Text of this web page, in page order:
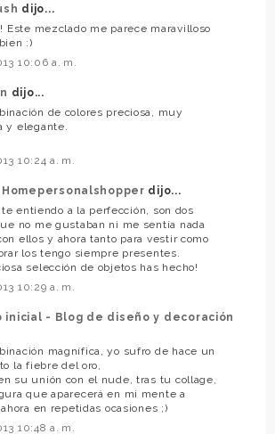
dijo...
Este mezclado me parece maravilloso
:)
10:06 a. m.
dijo...
de colores preciosa, muy
y elegante.
10:24 a. m.
Homepersonalshopper dijo...
te entiendo a la perfección, son dos
no me gustaban ni me sentía nada
ellos y ahora tanto para vestir como
los tengo siempre presentes.
selección de objetos has hecho!
10:29 a. m.
inicial - Blog de diseño y decoración
magnífica, yo sufro de hace un
la fiebre del oro,
su unión con el nude, tras tu collage,
que aparecerá en mi mente a
en repetidas ocasiones ;)
10:48 a. m.